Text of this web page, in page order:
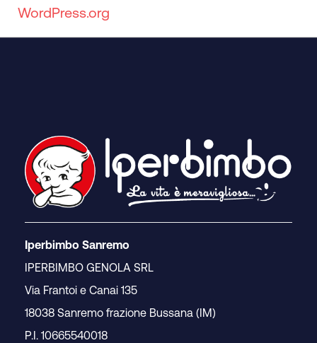
WordPress.org
Iperbimbo Sanremo
IPERBIMBO GENOLA SRL
Via Frantoi e Canai 135
18038 Sanremo frazione Bussana (IM)
P.I. 10665540018